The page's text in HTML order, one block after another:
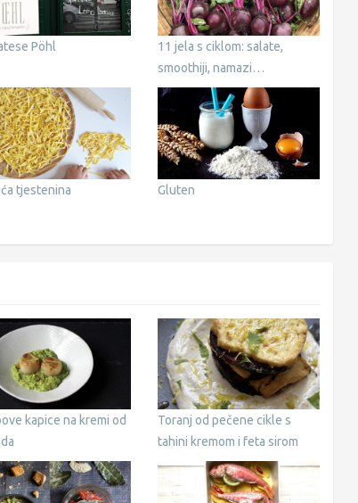
Pöhl
11 jela s ciklom: salate,
smoothiji, namazi…
tjestenina Gluten
kapice na kremi od
Toranj od pečene cikle s
tahini kremom i feta sirom